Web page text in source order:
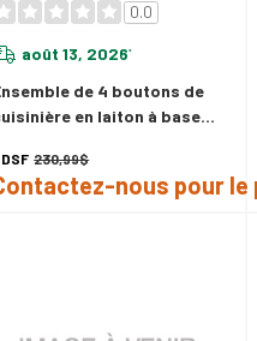
0.0
août 13, 2026*
de 4 boutons de
en laiton à base
230,99$
nous pour le